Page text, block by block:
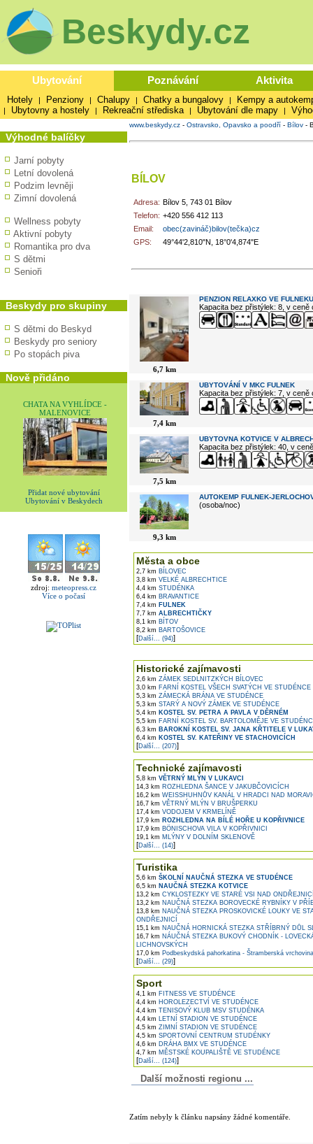
Beskydy.cz
Ubytování Poznávání Aktivita
Hotely | Penziony | Chalupy | Chatky a bungalovy | Kempy a
| Ubytovny a hostely | Rekreační střediska | Ubytování dle mapy |
Výhodné balíčky
Jarní pobyty
Letní dovolená
Podzim levněji
Zimní dovolená
Wellness pobyty
Aktivní pobyty
Romantika pro dva
S dětmi
Senioři
Beskydy pro skupiny
S dětmi do Beskyd
Beskydy pro seniory
Po stopách piva
Nově přidáno
CHATA NA VYHLÍDCE -
MALENOVICE
Přidat nové ubytování
Ubytování v Beskydech
zdroj: meteopress.cz
Více o počasí
www.beskydy.cz - Ostravsko, Opavsko a poodří - Bílov -
BÍLOV
Adresa: Bílov 5, 743 01 Bílov
Telefon: +420 556 412 113
Email:
obec(zavináč)bilov(tečka)cz
GPS:
49°44'2,810"N, 18°0'4,874"E
6,7 km
PENZION RELAXKO VE FULNEKU
Kapacita bez přistýlek: 8, v ceně
7,4 km
UBYTOVÁNÍ V MKC FULNEK
Kapacita bez přistýlek: 7, v ceně
7,5 km
UBYTOVNA KOTVICE V
Kapacita bez přistýlek: 40, v
9,3 km
AUTOKEMP FULNEK-
(osoba/noc)
Města a obce
2,7 km BÍLOVEC
3,8 km VELKÉ ALBRECHTICE
4,4 km STUDÉNKA
6,4 km BRAVANTICE
7,4 km FULNEK
7,7 km ALBRECHTIČKY
8,1 km BÍTOV
8,2 km BARTOŠOVICE
[Další... (94)]
Historické zajímavosti
2,6 km ZÁMEK SEDLNITZKÝCH BÍLOVEC
3,0 km FARNÍ KOSTEL VŠECH SVATÝCH VE STUDÉNCE
5,3 km ZÁMECKÁ BRÁNA VE STUDÉNCE
5,3 km STARÝ A NOVÝ ZÁMEK VE STUDÉNCE
5,4 km KOSTEL SV. PETRA A PAVLA V DĚRNÉM
5,5 km FARNÍ KOSTEL SV. BARTOLOMĚJE VE
6,3 km BAROKNÍ KOSTEL SV. JANA KŘTITELE V
6,4 km KOSTEL SV. KATEŘINY VE STACHOVICÍCH
[Další... (207)]
Technické zajímavosti
5,8 km VĚTRNÝ MLÝN V LUKAVCI
14,3 km ROZHLEDNA ŠANCE V JAKUBČOVICÍCH
16,2 km WEISSHUHNŮV KANÁL V HRADCI NAD
16,7 km VĚTRNÝ MLÝN V BRUŠPERKU
17,4 km VODOJEM V KRMELÍNĚ
17,9 km ROZHLEDNA NA BÍLÉ HOŘE U KOPŘIVNICE
17,9 km BÖNISCHOVA VILA V KOPŘIVNICI
19,1 km MLÝNY V DOLNÍM SKLENOVĚ
[Další... (14)]
Turistika
5,6 km ŠKOLNÍ NAUČNÁ STEZKA VE STUDÉNCE
6,5 km NAUČNÁ STEZKA KOTVICE
13,2 km CYKLOSTEZKY VE STARÉ VSI NAD
13,2 km NAUČNÁ STEZKA BOROVECKÉ RYBNÍKY V
13,8 km NAUČNÁ STEZKA PROSKOVICKÉ LOUKY VE
ONDŘEJNICÍ
15,1 km NAUČNÁ HORNICKÁ STEZKA STŘÍBRNÝ DŮL
16,7 km NÁUČNÁ STEZKA BUKOVÝ CHODNÍK -
LICHNOVSKÝCH
17,0 km Podbeskydská pahorkatina - Štramberská vrchovina
[Další... (29)]
Sport
4,1 km FITNESS VE STUDÉNCE
4,4 km HOROLEZECTVÍ VE STUDÉNCE
4,4 km TENISOVÝ KLUB MSV STUDÉNKA
4,4 km LETNÍ STADION VE STUDÉNCE
4,5 km ZIMNÍ STADION VE STUDÉNCE
4,5 km SPORTOVNÍ CENTRUM STUDÉNKY
4,6 km DRÁHA BMX VE STUDÉNCE
4,7 km MĚSTSKÉ KOUPALIŠTĚ VE STUDÉNCE
[Další... (124)]
Další možnosti regionu ...
Zatím nebyly k článku napsány žádné komentáře.